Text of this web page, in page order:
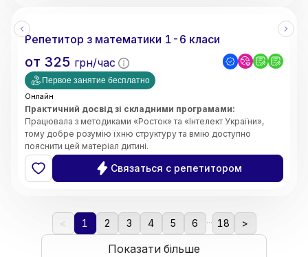
Репетитор з математики 1-6 класи
от 325 грн/час
Первое занятие бесплатно
Онлайн
Практичний досвід зі складними програмами:
Працювала з методиками «Росток» та «Інтелект України»,
тому добре розумію їхню структуру та вмію доступно
пояснити цей матеріал дитині.
Системність та організація:
ступеню з менеджменту, я чітко планую кожен урок, стежу за
прогресом учня та ефективно розподіляю час на занятті.
виснажливим.
Комфортна атмосфера:
Створюю середовище, де дитина
не боїться ставити запитання чи помилятися. Вірю, що
Связаться с репетитором
< 1 2 3 4 5 6 ... 18 >
Показати більше